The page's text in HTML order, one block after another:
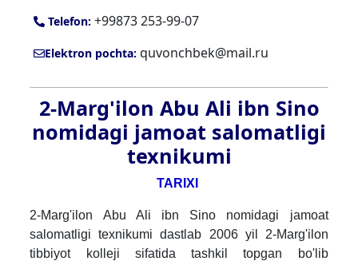
Telefon: +99873 253-99-07
Elektron pochta: quvonchbek@mail.ru
2-Marg'ilon Abu Ali ibn Sino
nomidagi jamoat salomatligi
texnikumi
TARIXI
2-Marg'ilon Abu Ali ibn Sino nomidagi jamoat
salomatligi texnikumi dastlab 2006 yil 2-Marg'ilon
tibbiyot kolleji sifatida tashkil topgan bo'lib